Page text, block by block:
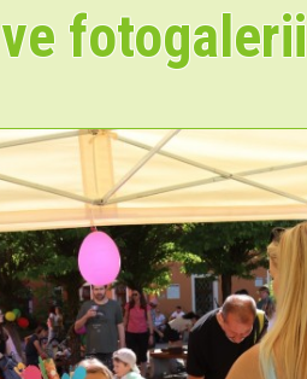
ve fotogalerii